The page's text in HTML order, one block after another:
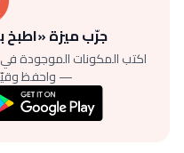
جرّب ميزة «اطبخ
اكتب المكونات الموجودة
— واحفظ